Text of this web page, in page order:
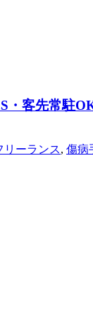
・客先常駐
リーランス, 傷病